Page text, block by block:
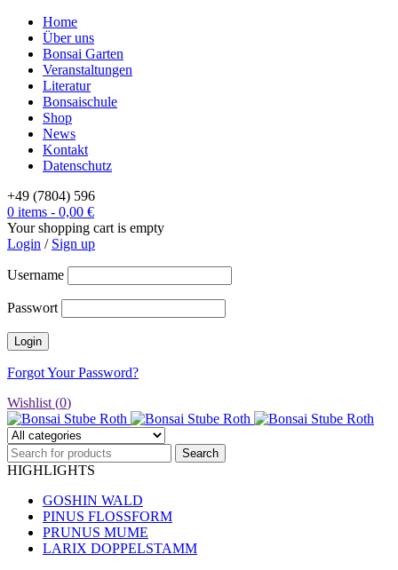
Home
Über uns
Bonsai Garten
Veranstaltungen
Literatur
Bonsaischule
Shop
News
Kontakt
Datenschutz
+49 (7804) 596
0 items - 0,00 €
Your shopping cart is empty
Login / Sign up
Username
Passwort
Forgot Your Password?
Wishlist (0)
HIGHLIGHTS
GOSHIN WALD
PINUS FLOSSFORM
PRUNUS MUME
LARIX DOPPELSTAMM